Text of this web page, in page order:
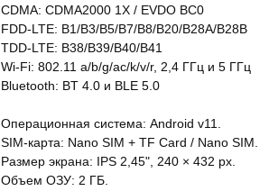
CDMA: CDMA2000 1X / EVDO BC0
FDD-LTE: B1/B3/B5/B7/B8/B20/B28A/B28B
TDD-LTE: B38/B39/B40/B41
Wi-Fi: 802.11 a/b/g/ac/k/v/r, 2,4 ГГц и 5 ГГц
Bluetooth: BT 4.0 и BLE 5.0
Операционная система: Android v11.
SIM-карта: Nano SIM + TF Card / Nano SIM.
Размер экрана: IPS 2,45", 240 × 432 px.
Объем ОЗУ: 2 ГБ.